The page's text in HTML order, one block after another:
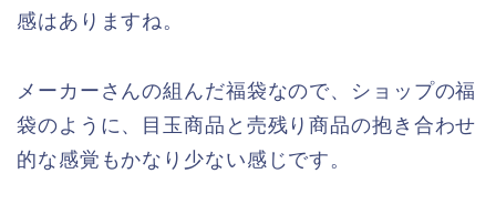
感はありますね。
メーカーさんの組んだ福袋なので、ショップの福
袋のように、目玉商品と売残り商品の抱き合わせ
的な感覚もかなり少ない感じです。